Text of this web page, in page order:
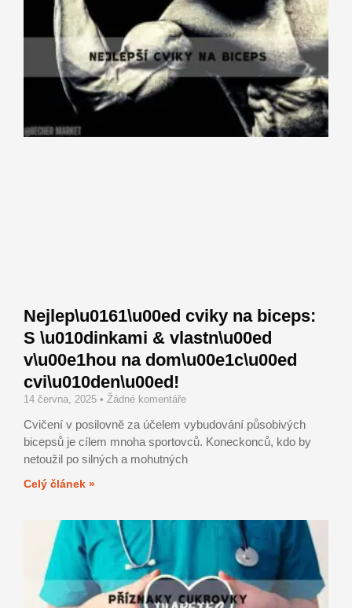
Nejlep\u0161\u00ed cviky na biceps:
S \u010dinkami & vlastn\u00ed
v\u00e1hou na dom\u00e1c\u00ed
cvi\u010den\u00ed!
14 června, 2025 Žádné komentáře
Cvičení v posilovně za účelem vybudování působivých
bicepsů je cílem mnoha sportovců. Koneckonců, kdo by
netoužil po silných a mohutných
Celý článek »